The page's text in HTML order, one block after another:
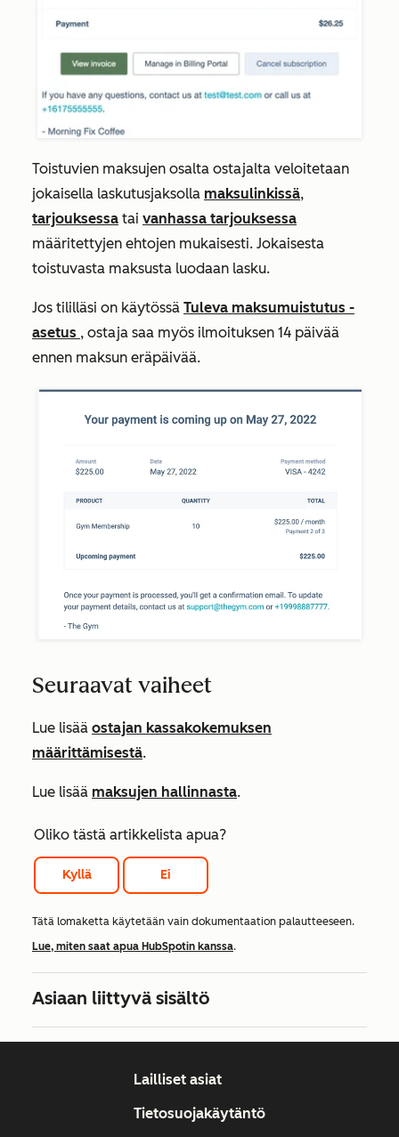
Toistuvien maksujen osalta ostajalta veloitetaan
jokaisella laskutusjaksolla maksulinkissä,
tarjouksessa tai vanhassa tarjouksessa
määritettyjen ehtojen mukaisesti. Jokaisesta
toistuvasta maksusta luodaan lasku.
Jos tililläsi on käytössä Tuleva maksumuistutus -
asetus , ostaja saa myös ilmoituksen 14 päivää
ennen maksun eräpäivää.
Seuraavat vaiheet
Lue lisää ostajan kassakokemuksen
määrittämisestä.
Lue lisää maksujen hallinnasta.
Oliko tästä artikkelista apua?
Kyllä Ei
Tätä lomaketta käytetään vain dokumentaation palautteeseen.
Lue, miten saat apua HubSpotin kanssa.
Asiaan liittyvä sisältö
Lailliset asiat
Tietosuojakäytäntö